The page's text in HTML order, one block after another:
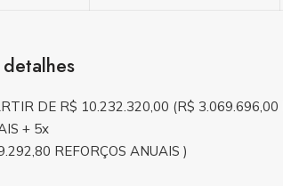
DE R$ 10.232.320,00 (R$
+ 5x
REFORÇOS ANUAIS )